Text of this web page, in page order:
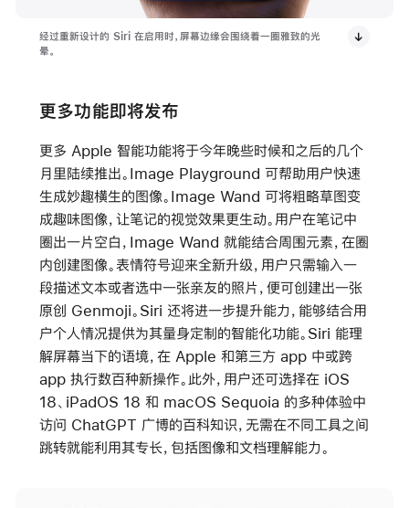
经过重新设计的 Siri 在启用时，屏幕边缘会围绕着一圈雅致的光
晕。
更多功能即将发布
更多 Apple 智能功能将于今年晚些时候和之后的几个
月里陆续推出。Image Playground 可帮助用户快速
生成妙趣横生的图像。Image Wand 可将粗略草图变
成趣味图像，让笔记的视觉效果更生动。用户在笔记中
圈出一片空白，Image Wand 就能结合周围元素，在圈
内创建图像。表情符号迎来全新升级，用户只需输入一
段描述文本或者选中一张亲友的照片，便可创建出一张
原创 Genmoji。Siri 还将进一步提升能力，能够结合用
户个人情况提供为其量身定制的智能化功能。Siri 能理
解屏幕当下的语境，在 Apple 和第三方 app 中或跨
app 执行数百种新操作。此外，用户还可选择在 iOS
18、iPadOS 18 和 macOS Sequoia 的多种体验中
访问 ChatGPT 广博的百科知识，无需在不同工具之间
跳转就能利用其专长，包括图像和文档理解能力。